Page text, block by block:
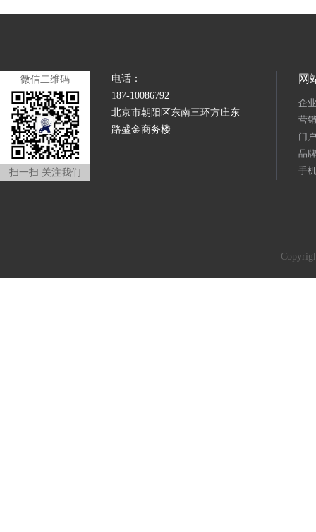
微信二维码
扫一扫 关注我们
电话：
187-10086792
北京市朝阳区东南三环方庄东
路盛金商务楼
网
企
营
门
品
手